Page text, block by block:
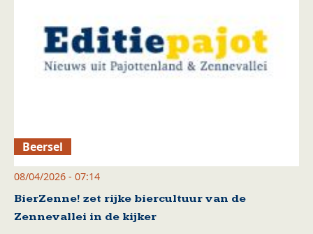
Beersel
08/04/2026 - 07:14
BierZenne! zet rijke biercultuur van de
Zennevallei in de kijker